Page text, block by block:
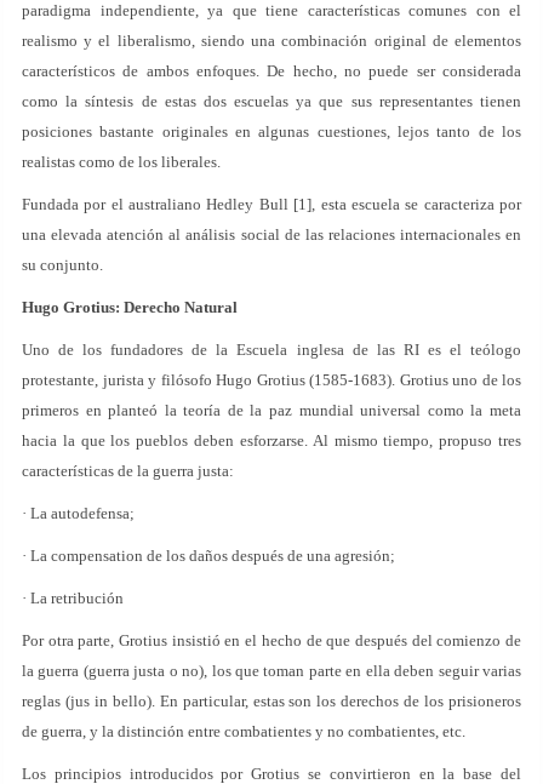
paradigma independiente, ya que tiene características comunes con el
realismo y el liberalismo, siendo una combinación original de elementos
característicos de ambos enfoques. De hecho, no puede ser considerada
como la síntesis de estas dos escuelas ya que sus representantes tienen
posiciones bastante originales en algunas cuestiones, lejos tanto de los
realistas como de los liberales.
Fundada por el australiano Hedley Bull [1], esta escuela se caracteriza por
una elevada atención al análisis social de las relaciones internacionales en
su conjunto.
Hugo Grotius: Derecho Natural
Uno de los fundadores de la Escuela inglesa de las RI es el teólogo
protestante, jurista y filósofo Hugo Grotius (1585-1683). Grotius uno de los
primeros en planteó la teoría de la paz mundial universal como la meta
hacia la que los pueblos deben esforzarse. Al mismo tiempo, propuso tres
características de la guerra justa:
· La autodefensa;
· La compensation de los daños después de una agresión;
· La retribución
Por otra parte, Grotius insistió en el hecho de que después del comienzo de
la guerra (guerra justa o no), los que toman parte en ella deben seguir varias
reglas (jus in bello). En particular, estas son los derechos de los prisioneros
de guerra, y la distinción entre combatientes y no combatientes, etc.
Los principios introducidos por Grotius se convirtieron en la base del